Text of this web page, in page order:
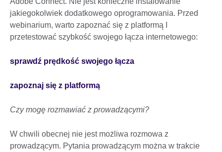
jakiegokolwiek dodatkowego oprogramowania. Przed
webinarium, warto zapoznać się z platformą I
przetestować szybkość swojego łącza internetowego:
sprawdź prędkość swojego łącza
zapoznaj się z platformą
Czy mogę rozmawiać z prowadzącymi?
W chwili obecnej nie jest możliwa rozmowa z
prowadzącym. Pytania prowadzącym można w trakcie